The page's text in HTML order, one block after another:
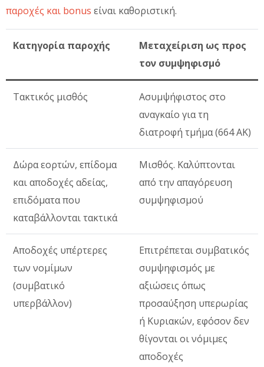
παροχές και bonus είναι καθοριστική.
Κατηγορία παροχής
Μεταχείριση ως προς
τον συμψηφισμό
Τακτικός μισθός
Ασυμψήφιστος στο
αναγκαίο για τη
διατροφή τμήμα (664 ΑΚ)
Δώρα εορτών, επίδομα
και αποδοχές αδείας,
επιδόματα που
καταβάλλονται τακτικά
Μισθός. Καλύπτονται
από την απαγόρευση
συμψηφισμού
Αποδοχές υπέρτερες
των νομίμων
(συμβατικό
υπερβάλλον)
Επιτρέπεται συμβατικός
συμψηφισμός με
αξιώσεις όπως
προσαύξηση υπερωρίας
ή Κυριακών, εφόσον δεν
θίγονται οι νόμιμες
αποδοχές